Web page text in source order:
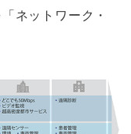
ネットワーク・